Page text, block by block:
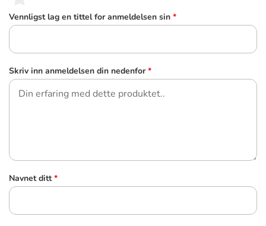
Vennligst lag en tittel for anmeldelsen sin *
Skriv inn anmeldelsen din nedenfor *
Navnet ditt *